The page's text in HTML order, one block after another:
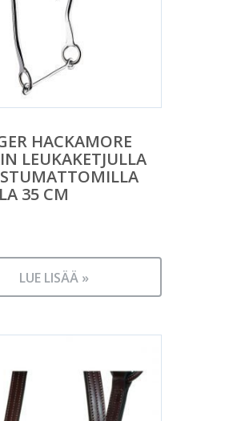
HACKAMORE
LEUKAKETJULLA
35 CM
LUE LISÄÄ »